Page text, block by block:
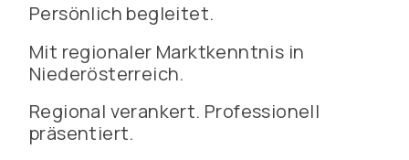
Persönlich begleitet.
Mit regionaler Marktkenntnis in
Niederösterreich.
Regional verankert. Professionell
präsentiert.